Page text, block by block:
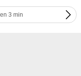
3 min